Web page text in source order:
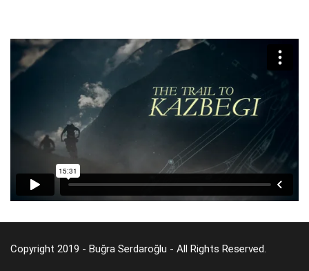
Copyright 2019 - Buğra Serdaroğlu - All Rights Reserved.